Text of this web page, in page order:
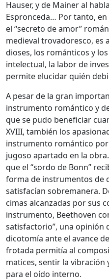
Hauser, y de Mainer al
Espronceda… Por tanto,
el “secreto de amor”
medieval trovadoresco, es
dioses, los románticos y
intelectual, la labor de
permite elucidar quién
A pesar de la gran
instrumento romántico y
que se pudo beneficiar
XVIII, también los
instrumento romántico
jugoso apartado en la
que el “sordo de Bonn”
forma de instrumentos de
satisfacían sobremanera.
cimas alcanzadas por sus
instrumento, Beethoven
satisfactorio”, una opinión
dicotomía ante el avance
frotada permitía al
matices, sentir la
para el oído interno.